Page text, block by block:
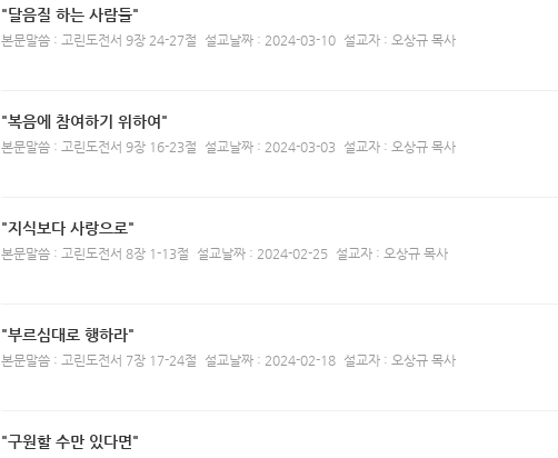
"달음질 하는 사람들"
본문말씀 : 고린도전서 9장 24-27절 설교날짜 : 2024-03-10 설교자 : 오상규 목사
"복음에 참여하기 위하여"
본문말씀 : 고린도전서 9장 16-23절 설교날짜 : 2024-03-03 설교자 : 오상규 목사
"지식보다 사랑으로"
본문말씀 : 고린도전서 8장 1-13절 설교날짜 : 2024-02-25 설교자 : 오상규 목사
"부르심대로 행하라"
본문말씀 : 고린도전서 7장 17-24절 설교날짜 : 2024-02-18 설교자 : 오상규 목사
"구원할 수만 있다면"